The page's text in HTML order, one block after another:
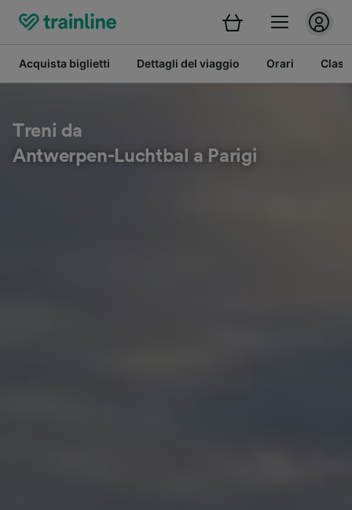
Acquista biglietti Dettagli del viaggio Orari
Treni da
Antwerpen-Luchtbal a Parigi